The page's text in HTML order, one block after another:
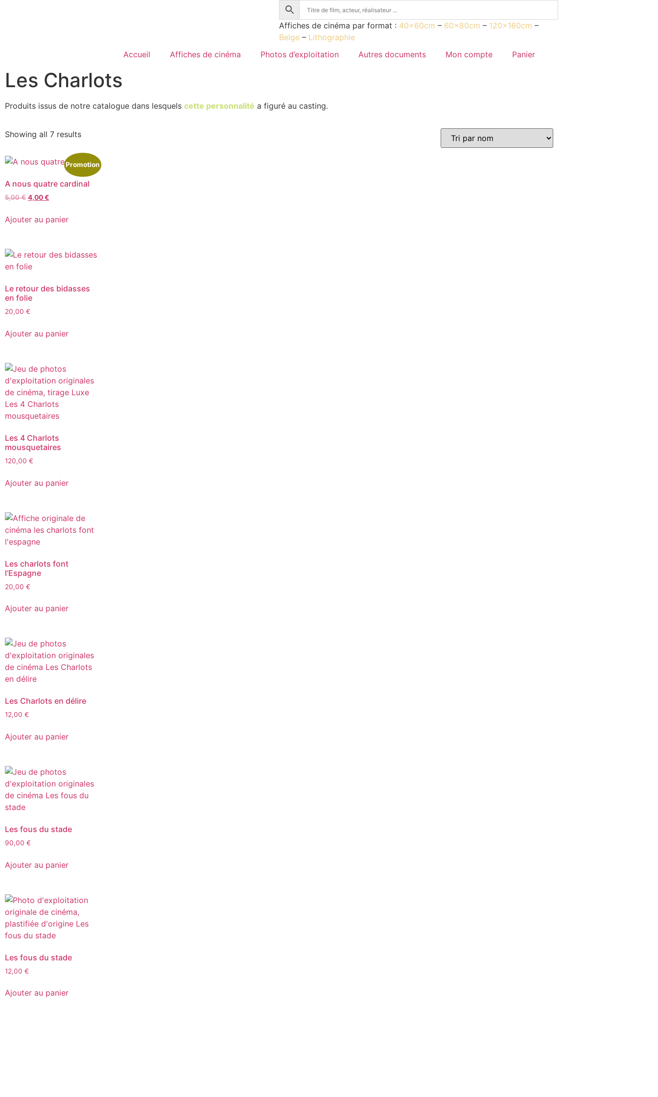
Affiches de cinéma par format : 40x60cm – 60x80cm – 120x160cm –
Belge – Lithographie
Accueil
Affiches de cinéma Photos d’exploitation Autres documents Mon compte Panier
Les Charlots
Produits issus de notre catalogue dans lesquels cette personnalité a figuré au casting.
Showing all 7 results
Promotion
A nous quatre cardinal
5,00€ 4,00€
Ajouter au panier
Le retour des bidasses
en folie
20,00 €
Ajouter au panier
Les 4 Charlots
mousquetaires
120,00 €
Ajouter au panier
Les charlots font
l’Espagne
20,00 €
Ajouter au panier
Les Charlots en délire
12,00 €
Ajouter au panier
Les fous du stade
90,00 €
Ajouter au panier
Les fous du stade
12,00 €
Ajouter au panier